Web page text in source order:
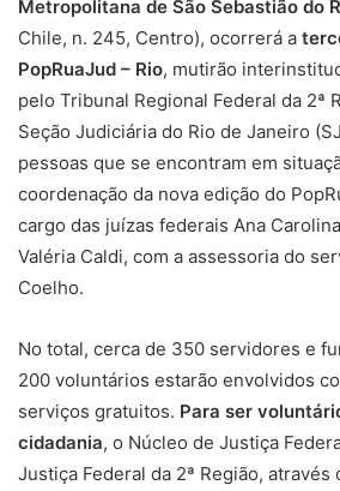
Metropolitana de São Sebastião do
Chile, n. 245, Centro), ocorrerá a
PopRuaJud – Rio, mutirão
pelo Tribunal Regional Federal da 2ª
Seção Judiciária do Rio de Janeiro
pessoas que se encontram em
coordenação da nova edição do
cargo das juízas federais Ana
Valéria Caldi, com a assessoria do
Coelho.
No total, cerca de 350 servidores e
200 voluntários estarão envolvidos
serviços gratuitos. Para ser
cidadania, o Núcleo de Justiça
Justiça Federal da 2ª Região, através